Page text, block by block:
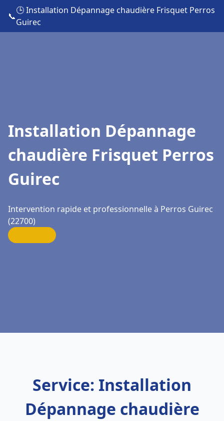
📞
🕒 Installation Dépannage chaudière Frisquet Perros
Guirec
Installation Dépannage
chaudière Frisquet Perros
Guirec
Intervention rapide et professionnelle à Perros Guirec
(22700)
Service: Installation
Dépannage chaudière